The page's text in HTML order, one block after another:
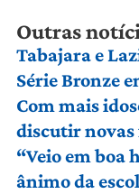
Outras
Tabajara e
Série Bronze
Com mais
discutir novas
“Veio em boa
ânimo da